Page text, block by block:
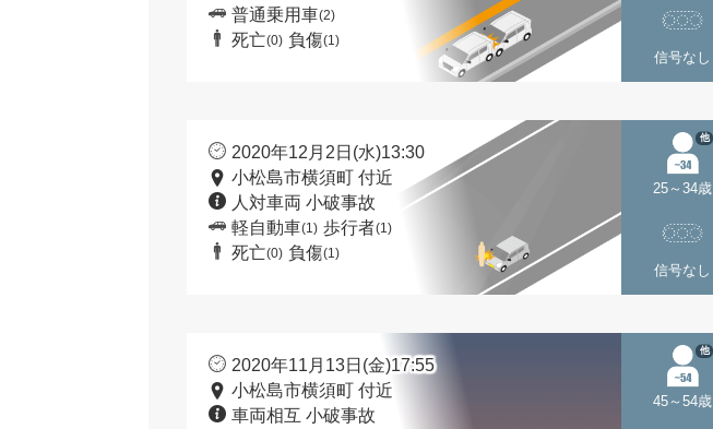
普通乗用車(2)
死亡(0) 負傷(1)
信号なし
2020年12月2日(水)13:30
小松島市横須町 付近
人対車両 小破事故
軽自動車(1) 歩行者(1)
死亡(0) 負傷(1)
25～34歳
他
信号なし
2020年11月13日(金)17:55
小松島市横須町 付近
車両相互 小破事故
45～54歳
他